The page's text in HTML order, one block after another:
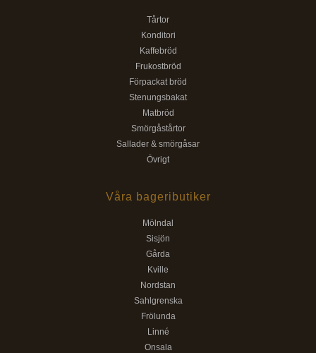
Tårtor
Konditori
Kaffebröd
Frukostbröd
Förpackat bröd
Stenungsbakat
Matbröd
Smörgåstårtor
Sallader & smörgåsar
Övrigt
Våra bageributiker
Mölndal
Sisjön
Gårda
Kville
Nordstan
Sahlgrenska
Frölunda
Linné
Onsala